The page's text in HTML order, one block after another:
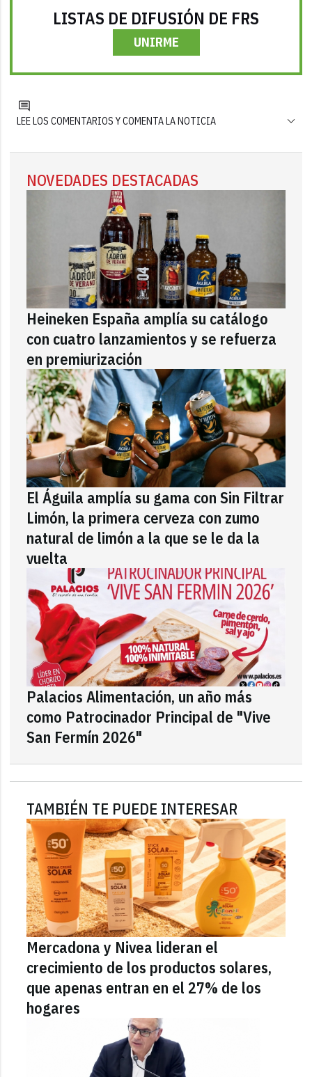
LISTAS DE DIFUSIÓN DE FRS
UNIRME
LEE LOS COMENTARIOS Y COMENTA LA NOTICIA
NOVEDADES DESTACADAS
Heineken España amplía su catálogo
con cuatro lanzamientos y se refuerza
en premiurización
El Águila amplía su gama con Sin Filtrar
Limón, la primera cerveza con zumo
natural de limón a la que se le da la
vuelta
Palacios Alimentación, un año más
como Patrocinador Principal de "Vive
San Fermín 2026"
TAMBIÉN TE PUEDE INTERESAR
Mercadona y Nivea lideran el
crecimiento de los productos solares,
que apenas entran en el 27% de los
hogares